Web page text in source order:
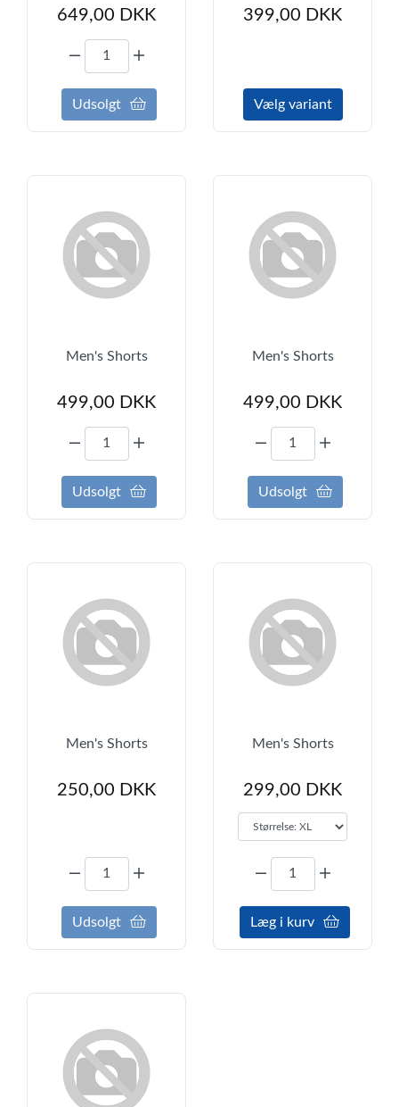
649,00 DKK
Udsolgt
399,00 DKK
Vælg variant
Men's Shorts
499,00 DKK
Udsolgt
Men's Shorts
499,00 DKK
Udsolgt
Men's Shorts
250,00 DKK
Udsolgt
Men's Shorts
299,00 DKK
Læg i kurv